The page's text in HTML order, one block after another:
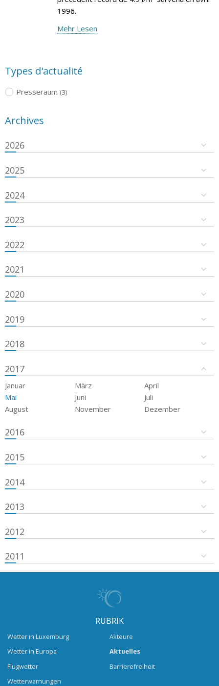
1996.
Mehr Lesen
Types d'actualité
Presseraum (3)
Archives
2026
2025
2024
2023
2022
2021
2020
2019
2018
2017
Januar März
April
Mai
Juni
Juli
August
November Dezember
2016
2015
2014
2013
2012
2011
RUBRIK
Wetter in Luxemburg
Wetter in Europa
Flugwetter
Wetterwarnungen
Akteure
Aktuelles
Barrierefreiheit